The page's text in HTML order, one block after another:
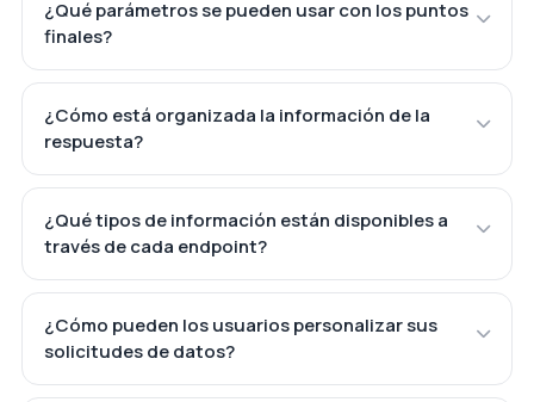
¿Qué parámetros se pueden usar con los puntos
finales?
¿Cómo está organizada la información de la
respuesta?
¿Qué tipos de información están disponibles a
través de cada endpoint?
¿Cómo pueden los usuarios personalizar sus
solicitudes de datos?